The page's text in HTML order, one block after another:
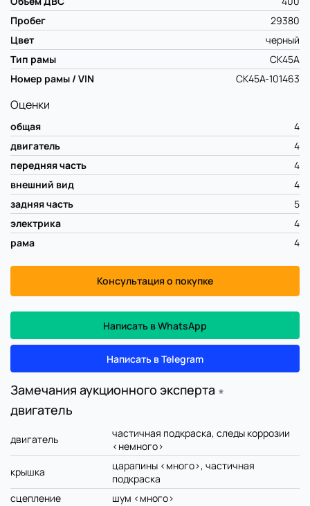
Пробег
29380
Цвет
черный
Тип рамы
CK45A
Номер рамы / VIN
CK45A-101463
Оценки
общая
4
двигатель
4
передняя часть
4
внешний вид
4
задняя часть
5
электрика
4
рама
4
Консультация о покупке
Написать в WhatsApp
Написать в Telegram
Замечания аукционного эксперта ∗
двигатель
двигатель
частичная подкраска, следы коррозии
<немного>
крышка
царапины <много>, частичная
подкраска
сцепление
шум <много>